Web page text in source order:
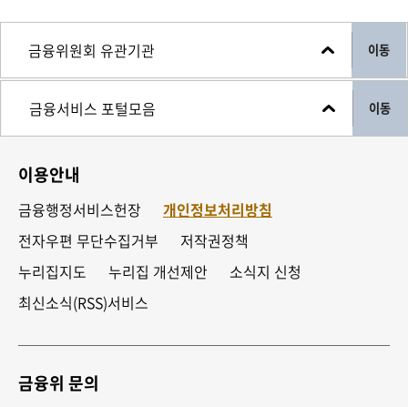
이동
이동
이용안내
금융행정서비스헌장
개인정보처리방침
전자우편 무단수집거부
저작권정책
누리집지도
누리집 개선제안
소식지 신청
최신소식(RSS)서비스
금융위 문의